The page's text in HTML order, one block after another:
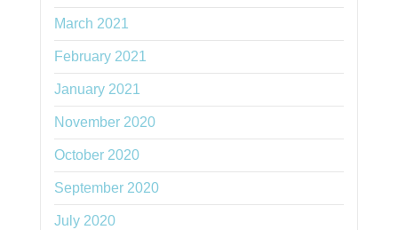
March 2021
February 2021
January 2021
November 2020
October 2020
September 2020
July 2020